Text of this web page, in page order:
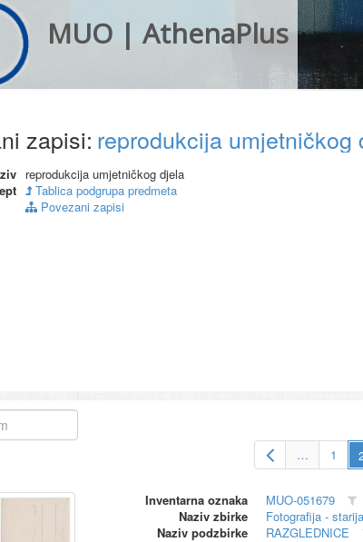
MUO | AthenaPlus
zapisi: reprodukcija umjetničkog
reprodukcija umjetničkog djela
Tablica podgrupa predmeta
Povezani zapisi
… 1
Inventarna oznaka
MUO-051679
Naziv zbirke
Fotografija - starija
Naziv podzbirke
RAZGLEDNICE